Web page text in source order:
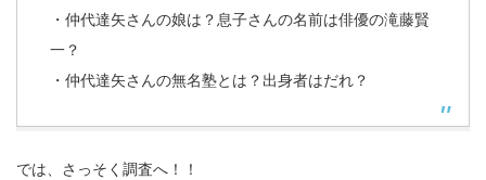
・仲代達矢さんの娘は？息子さんの名前は俳優の滝藤賢
一？
・仲代達矢さんの無名塾とは？出身者はだれ？
では、さっそく調査へ！！